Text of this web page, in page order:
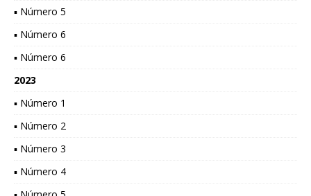
▪ Número 5
▪ Número 6
▪ Número 6
2023
▪ Número 1
▪ Número 2
▪ Número 3
▪ Número 4